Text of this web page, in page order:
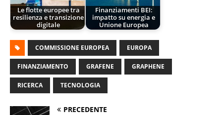
Le flotte europee tra
resilienza e transizione
digitale
Finanziamenti BEI:
impatto su energia e
Unione Europea
COMMISSIONE EUROPEA EUROPA
FINANZIAMENTO GRAFENE GRAPHENE
RICERCA TECNOLOGIA
PRECEDENTE